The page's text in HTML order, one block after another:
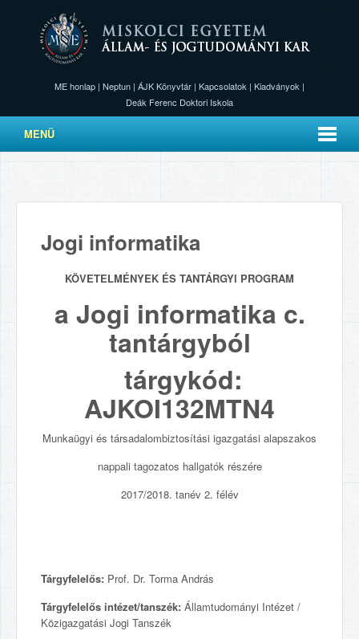
ME honlap | Neptun | ÁJK Könyvtár | Kapcsolatok | Kiadványok |
Deák Ferenc Doktori Iskola
MENÜ
Jogi informatika
KÖVETELMÉNYEK ÉS TANTÁRGYI PROGRAM
a Jogi informatika c.
tantárgyból
tárgykód:
AJKOI132MTN4
Munkaügyi és társadalombiztosítási igazgatási alapszakos
nappali tagozatos hallgatók részére
2017/2018. tanév 2. félév
Tárgyfelelős: Prof. Dr. Torma András
Tárgyfelelős intézet/tanszék: Államtudományi Intézet /
Közigazgatási Jogi Tanszék